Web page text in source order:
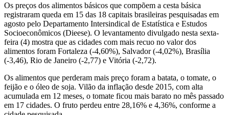
Os preços dos alimentos básicos que compõem a cesta básica
registraram queda em 15 das 18 capitais brasileiras pesquisadas em
agosto pelo Departamento Intersindical de Estatística e Estudos
Socioeconômicos (Dieese). O levantamento divulgado nesta sexta-
feira (4) mostra que as cidades com mais recuo no valor dos
alimentos foram Fortaleza (-4,60%), Salvador (-4,02%), Brasília
(-3,46), Rio de Janeiro (-2,77) e Vitória (-2,72).
Os alimentos que perderam mais preço foram a batata, o tomate, o
feijão e o óleo de soja. Vilão da inflação desde 2015, com alta
acumulada em 12 meses, o tomate ficou mais barato no mês passado
em 17 cidades. O fruto perdeu entre 28,16% e 4,36%, conforme a